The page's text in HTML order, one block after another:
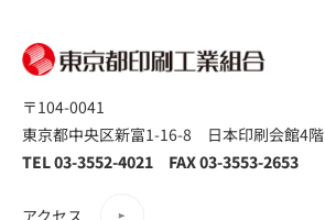
〒104-0041
東京都中央区新富1-16-8 日本印刷会館4階
TEL 03-3552-4021 FAX 03-3553-2653